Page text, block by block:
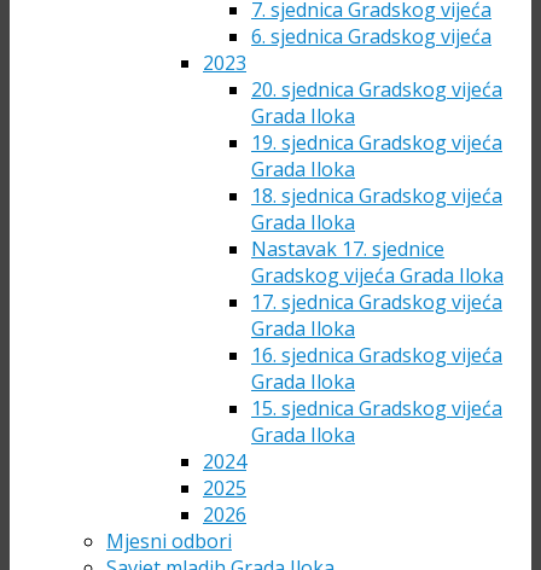
7. sjednica Gradskog vijeća
6. sjednica Gradskog vijeća
2023
20. sjednica Gradskog vijeća
Grada Iloka
19. sjednica Gradskog vijeća
Grada Iloka
18. sjednica Gradskog vijeća
Grada Iloka
Nastavak 17. sjednice
Gradskog vijeća Grada Iloka
17. sjednica Gradskog vijeća
Grada Iloka
16. sjednica Gradskog vijeća
Grada Iloka
15. sjednica Gradskog vijeća
Grada Iloka
2024
2025
2026
Mjesni odbori